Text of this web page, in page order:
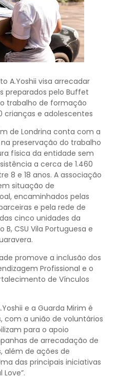
A.Yoshii visa arrecadar
preparados pelo Buffet
trabalho de formação
crianças e adolescentes
de Londrina conta com a
preservação do trabalho
física da entidade sem
a cerca de 1.460
8 e 18 anos. A associação
situação de
encaminhados pelas
e pela rede de
cinco unidades da
CSU Vila Portuguesa e
promove a inclusão dos
Profissional e o
de Vínculos
e a Guarda Mirim é
com a união de voluntários
para o apoio
de arrecadação de
além de ações de
das principais iniciativas